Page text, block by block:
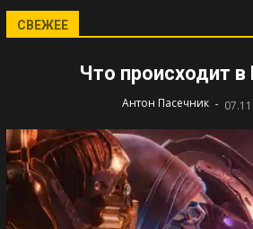
СВЕЖЕЕ
Что происходит в
Антон Пасечник -